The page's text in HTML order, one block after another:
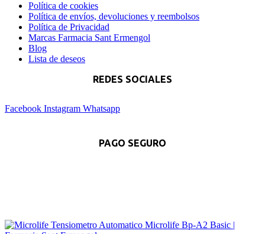
Política de cookies
Política de envíos, devoluciones y reembolsos
Política de Privacidad
Marcas Farmacia Sant Ermengol
Blog
Lista de deseos
REDES SOCIALES
Facebook Instagram Whatsapp
PAGO SEGURO